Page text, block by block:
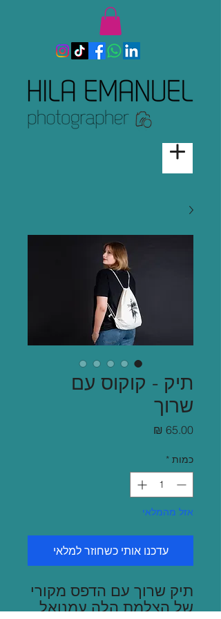
תיק - קוקוס עם
שרוך
כמות *
אזל מהמלאי
עדכנו אותי כשחוזר למלאי
תיק שרוך עם הדפס מקורי
של הצלמת הִלה עמנואל